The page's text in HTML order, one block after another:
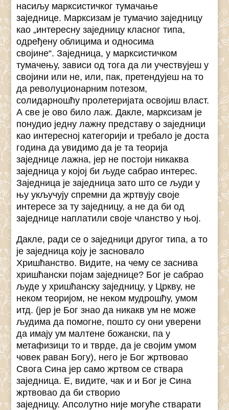
насиљу марксистичког тумачање
заједнице. Марксизам је тумачио заједницу
као „интересну заједницу класног типа,
одређену облицима и односима
својине“. Заједница, у марксистичком
тумачењу, зависи од тога да ли учествујеш у
својини или не, или, пак, претендујеш на то
да револуционарним потезом,
солидарношћу пролетеријата освојиш власт.
А све је ово било лаж. Дакле, марксизам је
понудио једну лажну представу о заједници
као интересној категорији и требало је доста
година да увидимо да је та теорија
заједнице лажна, јер не постоји никаква
заједница у којој би људе сабрао интерес.
Заједница је заједница зато што се људи у
њу укључују спремни да жртвују своје
интересе за ту заједницу, а не да би од
заједнице наплатили своје чланство у њој.
Дакле, ради се о заједници другог типа, а то
је заједница коју је засновало
Хришћанство. Видите, на чему се заснива
хришћански појам заједнице? Бог је сабрао
људе у хришћанску заједницу, у Цркву, не
неком теоријом, не неком мудрошћу, умом
итд. (јер је Бог знао да никакв ум не може
људима да помогне, пошто су они уверени
да имају ум малтене божански, па у
метафизици то и тврде, да је својим умом
човек раван Богу), него је Бог жртвовао
Свога Сина јер само жртвом се ствара
заједница. Е, видите, чак и и Бог је Сина
жртвовао да би створио
заједницу. Апсолутно није могуће стварати